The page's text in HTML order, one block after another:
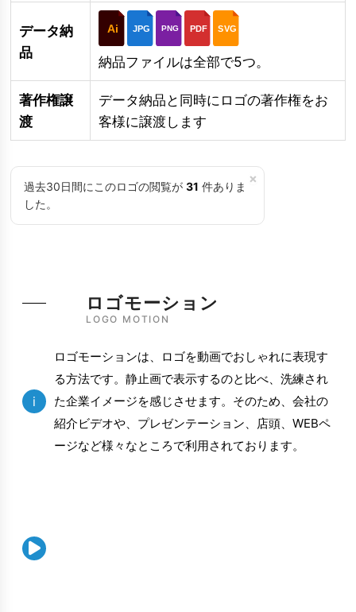
データ納
品
Ai JPG PNG PDF SVG
納品ファイルは全部で5つ。
著作権譲
渡
データ納品と同時にロゴの著作権をお
客様に譲渡します
×
過去30日間にこのロゴの閲覧が 31 件ありま
した。
LOGO MOTION
ロゴモーション
i
ロゴモーションは、ロゴを動画でおしゃれに表現す
る方法です。静止画で表示するのと比べ、洗練され
た企業イメージを感じさせます。そのため、会社の
紹介ビデオや、プレゼンテーション、店頭、WEBペ
ージなど様々なところで利用されております。
